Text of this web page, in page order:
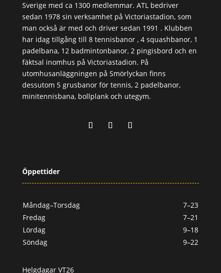
Sverige med ca 1300 medlemmar. ATL bedriver
sedan 1978 sin verksamhet på Victoriastadion, som
man också är med och driver sedan 1991 . Klubben
har idag tillgång till 8 tennisbanor , 4 squashbanor, 1
padelbana, 12 badmintonbanor, 2 pingisbord och en
fäktsal inomhus på Victoriastadion. På
utomhusanläggningen på Smörlyckan finns
dessutom 5 grusbanor för tennis, 2 padelbanor,
minitennisbana, bollplank och utegym.
Öppettider
Måndag–Torsdag
7–23
Fredag
7–21
Lördag
9–18
Söndag
9–22
Helgdagar VT26